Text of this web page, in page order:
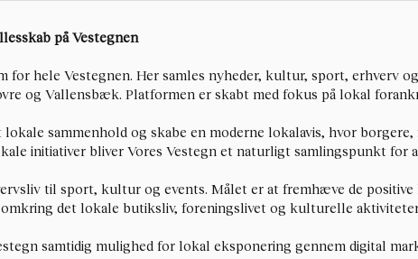
på Vestegnen
for hele Vestegnen. Her samles nyheder, kultur, sport, erhverv
og Vallensbæk. Platformen er skabt med fokus på lokal
sammenhold og skabe en moderne lokalavis, hvor
initiativer bliver Vores Vestegn et naturligt samlingspunkt for
til sport, kultur og events. Målet er at fremhæve de positive
det lokale butiksliv, foreningslivet og kulturelle
samtidig mulighed for lokal eksponering gennem digital